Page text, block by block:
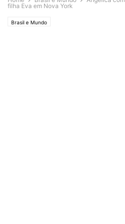
filha Eva em Nova York
Brasil e Mundo